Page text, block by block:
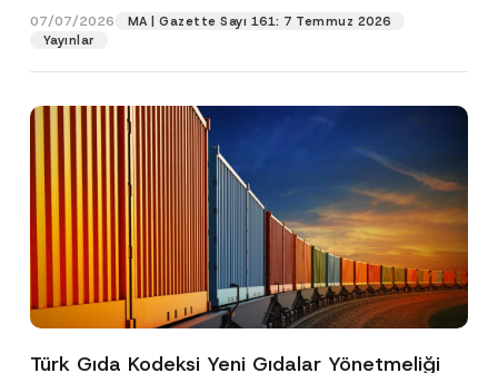
07/07/2026
MA | Gazette Sayı 161: 7 Temmuz 2026
Yayınlar
Türk Gıda Kodeksi Yeni Gıdalar Yönetmeliği
Pozisyon
E-Posta Adresi
Telefon Numarası